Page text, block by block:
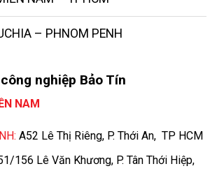
– PHNOM PENH
nghiệp Bảo Tín
NAM
A52 Lê Thị Riêng, P. Thới An, TP HCM
156 Lê Văn Khương, P. Tân Thới Hiệp,